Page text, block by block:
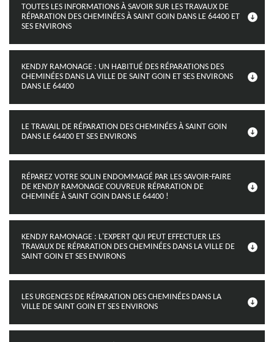
TOUTES LES INFORMATIONS À SAVOIR SUR LES TRAVAUX DE
RÉPARATION DES CHEMINÉES À SAINT GOIN DANS LE 64400 ET
SES ENVIRONS
KENDJY RAMONAGE : UN HABITUÉ DES RÉPARATIONS DES
CHEMINÉES DANS LA VILLE DE SAINT GOIN ET SES ENVIRONS
DANS LE 64400
LE TRAVAIL DE RÉPARATION DES CHEMINÉES À SAINT GOIN
DANS LE 64400 ET SES ENVIRONS
RÉPAREZ VOTRE SOLIN ENDOMMAGÉ PAR LES SAVOIR-FAIRE
DE KENDJY RAMONAGE COUVREUR RÉPARATION DE
CHEMINÉE À SAINT GOIN DANS LE 64400 !
KENDJY RAMONAGE : L'EXPERT QUI PEUT EFFECTUER LES
TRAVAUX DE RÉPARATION DES CHEMINÉES DANS LA VILLE DE
SAINT GOIN ET SES ENVIRONS
LES URGENCES DE RÉPARATION DES CHEMINÉES DANS LA
VILLE DE SAINT GOIN ET SES ENVIRONS